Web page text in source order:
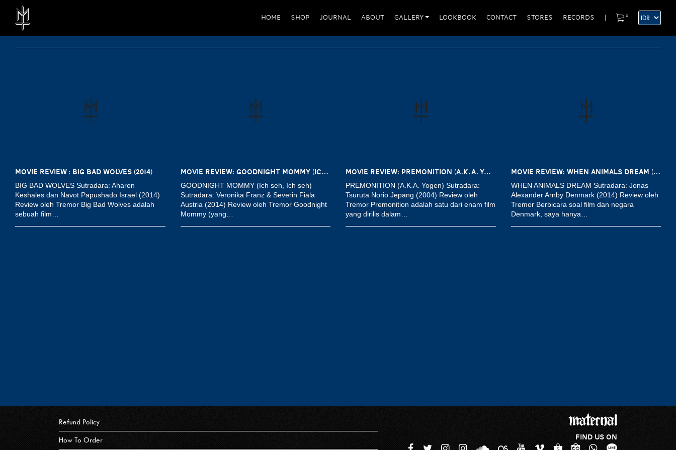
HOME SHOP JOURNAL ABOUT GALLERY LOOKBOOK CONTACT STORES RECORDS 0
MOVIE REVIEW : BIG BAD WOLVES (2014)
BIG BAD WOLVES Sutradara: Aharon
Keshales dan Navot Papushado Israel (2014)
Review oleh Tremor Big Bad Wolves adalah
sebuah film…
MOVIE REVIEW: GOODNIGHT MOMMY (ICH SEH, ICH SEH) (2014)
GOODNIGHT MOMMY (Ich seh, Ich seh)
Sutradara: Veronika Franz & Severin Fiala
Austria (2014) Review oleh Tremor Goodnight
Mommy (yang…
MOVIE REVIEW: PREMONITION (A.K.A. YOGEN) 2004
PREMONITION (A.K.A. Yogen) Sutradara:
Tsuruta Norio Jepang (2004) Review oleh
Tremor Premonition adalah satu dari enam film
yang dirilis dalam…
MOVIE REVIEW: WHEN ANIMALS DREAM (2014)
WHEN ANIMALS DREAM Sutradara: Jonas
Alexander Arnby Denmark (2014) Review oleh
Tremor Berbicara soal film dan negara
Denmark, saya hanya…
Refund Policy
How To Order FIND US ON